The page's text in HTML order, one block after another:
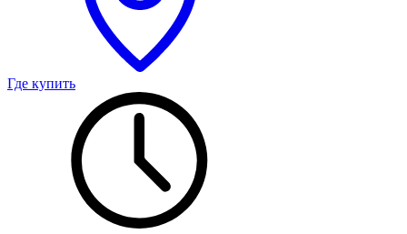
Где купить